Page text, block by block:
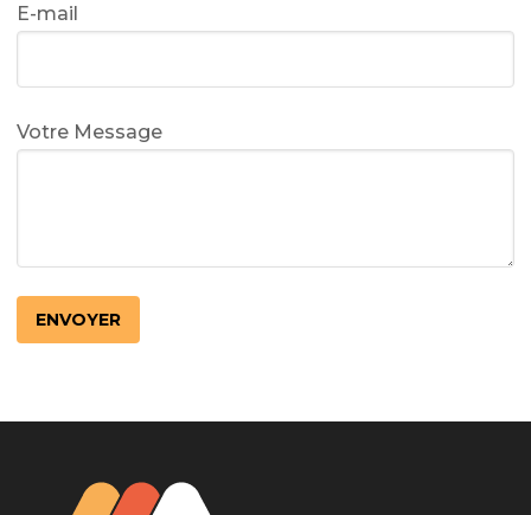
E-mail
Votre Message
LotoMart
Бай Лото
escort barcelone
https://intimaties.net/es/category/woman-used-
used-panties-es/
eros houston
albanianescort